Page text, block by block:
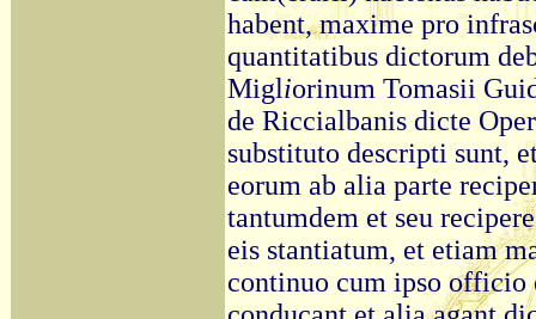
habent, maxime pro
quantitatibus dictorum
Migliorinum Tomasii
de Riccialbanis dicte
substituto descripti sunt,
eorum ab alia parte
tantumdem et seu
eis stantiatum, et etiam
continuo cum ipso officio